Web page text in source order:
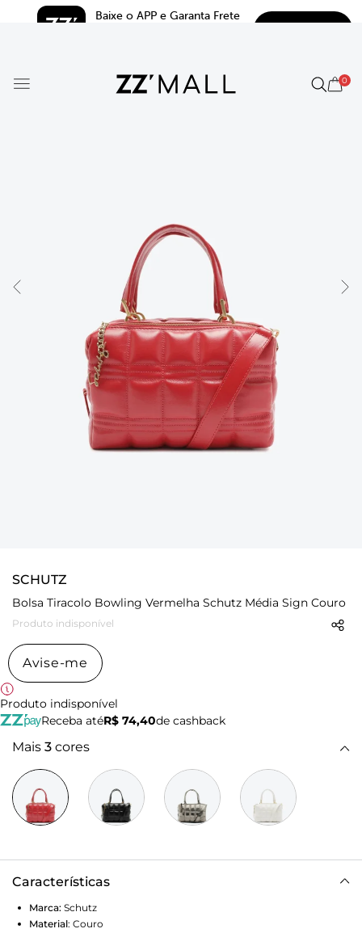
Baixe o APP e Garanta Frete
0
SCHUTZ
Bolsa Tiracolo Bowling Vermelha Schutz Média Sign Couro
Produto indisponível
Avise-me
Produto indisponível
Receba atéR$ 74,40de cashback
Mais 3 cores
Características
Marca: Schutz
Material: Couro